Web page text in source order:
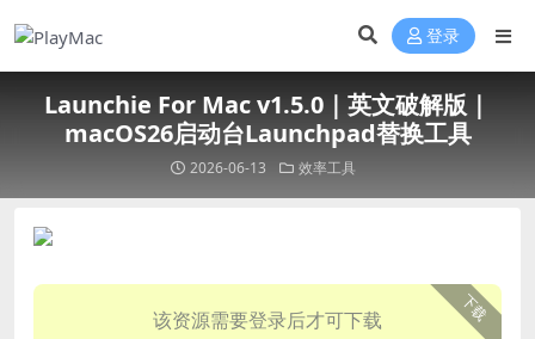
登录
Launchie For Mac v1.5.0｜英文破解版｜
macOS26启动台Launchpad替换工具
2026-06-13 效率工具
下载
该资源需要登录后才可下载